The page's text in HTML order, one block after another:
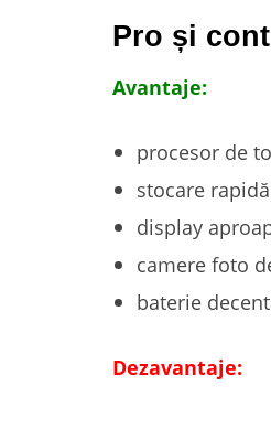
Pro și
Avantaje:
procesor de
stocare
display
camere foto
baterie
Dezavantaje: